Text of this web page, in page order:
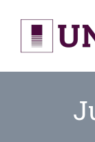
content